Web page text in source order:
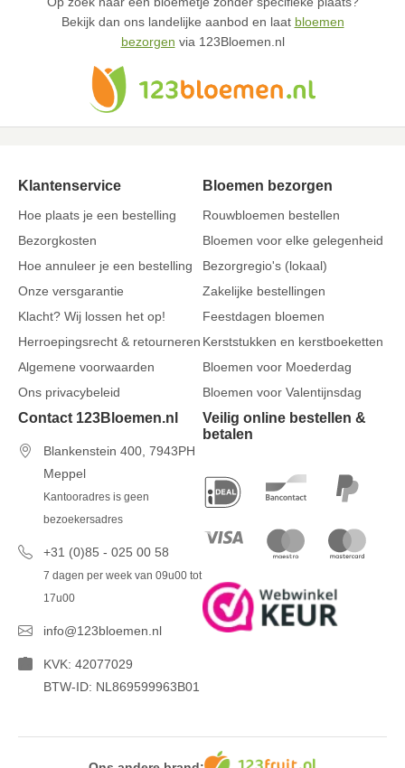
Bekijk dan ons landelijke aanbod en laat bloemen
bezorgen via 123Bloemen.nl
Klantenservice
Hoe plaats je een bestelling
Bezorgkosten
Hoe annuleer je een bestelling
Onze versgarantie
Klacht? Wij lossen het op!
Herroepingsrecht & retourneren
Algemene voorwaarden
Ons privacybeleid
Bloemen bezorgen
Rouwbloemen bestellen
Bloemen voor elke gelegenheid
Bezorgregio's (lokaal)
Zakelijke bestellingen
Feestdagen bloemen
Kerststukken en kerstboeketten
Bloemen voor Moederdag
Bloemen voor Valentijnsdag
Contact 123Bloemen.nl
Blankenstein 400, 7943PH
Meppel
Kantooradres is geen
bezoekersadres
+31 (0)85 - 025 00 58
7 dagen per week van 09u00 tot
17u00
info@123bloemen.nl
KVK: 42077029
BTW-ID: NL869599963B01
Veilig online bestellen &
betalen